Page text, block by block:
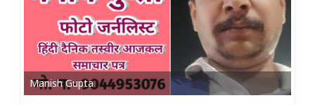
Manish Gupta